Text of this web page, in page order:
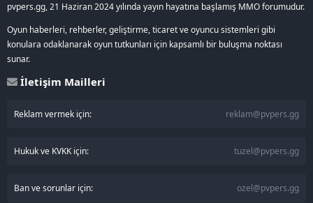
pvpers.gg, 21 Haziran 2024 yılında yayın hayatına başlamış MMO forumudur.
Oyun haberleri, rehberler, geliştirme, ticaret ve oyuncu sistemleri gibi
konulara odaklanarak oyun tutkunları için kapsamlı bir buluşma noktası
sunar.
İletişim Mailleri
Reklam vermek için: reklam@pvpers.gg
Hukuk ve KVKK için: tuzel@pvpers.gg
Ban ve sorunlar için: ozel@pvpers.gg